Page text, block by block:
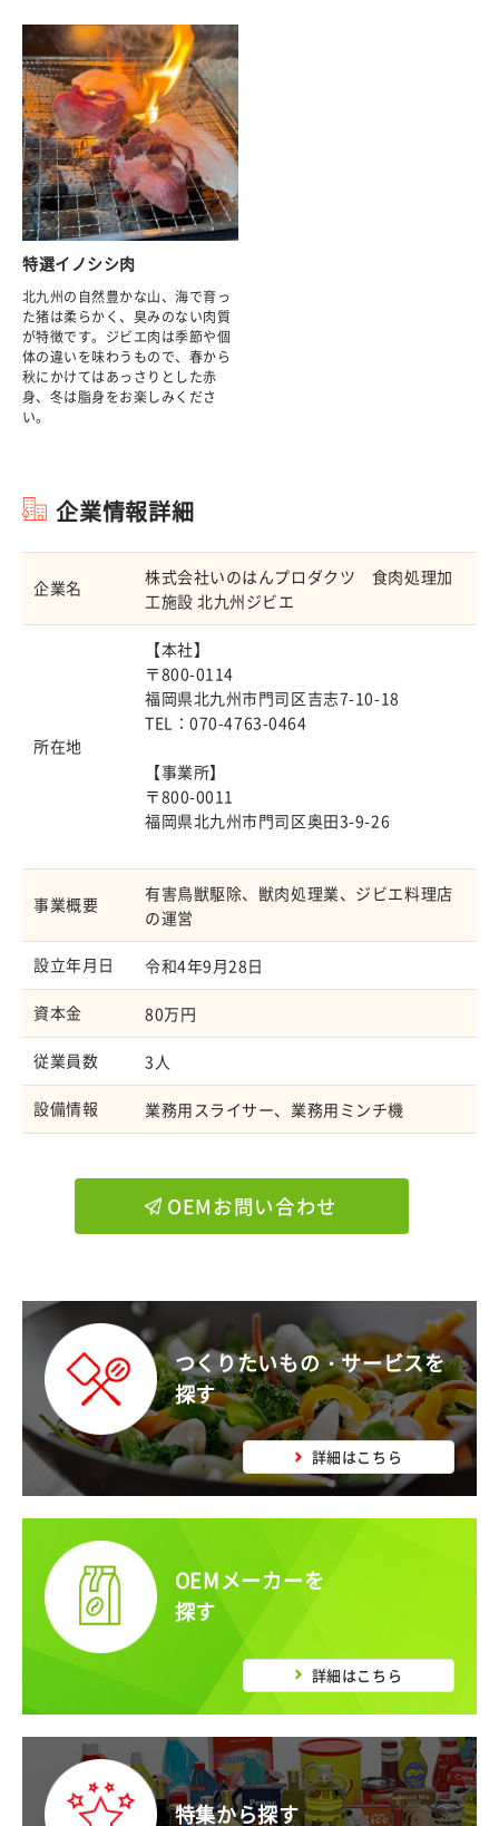
特選イノシシ肉
北九州の自然豊かな山、海で育っ
た猪は柔らかく、臭みのない肉質
が特徴です。ジビエ肉は季節や個
体の違いを味わうもので、春から
秋にかけてはあっさりとした赤
身、冬は脂身をお楽しみくださ
い。
企業情報詳細
企業名
株式会社いのはんプロダクツ 食肉処理加
工施設 北九州ジビエ
所在地
【本社】
〒800-0114
福岡県北九州市門司区吉志7-10-18
TEL：070-4763-0464
【事業所】
〒800-0011
福岡県北九州市門司区奥田3-9-26
事業概要
有害鳥獣駆除、獣肉処理業、ジビエ料理店
の運営
設立年月日 令和4年9月28日
資本金 80万円
従業員数 3人
設備情報 業務用スライサー、業務用ミンチ機
OEMお問い合わせ
つくりたいもの・サービスを
探す
詳細はこちら
OEMメーカーを
探す
詳細はこちら
特集から探す